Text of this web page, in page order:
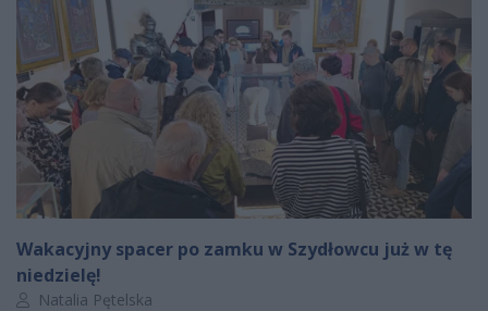
Wakacyjny spacer po zamku w Szydłowcu już w tę
niedzielę!
Autor artykułu:
Natalia Pętelska